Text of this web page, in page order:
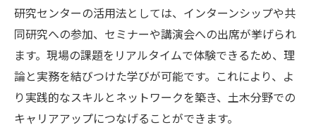
研究センターの活用法としては、インターンシップや共
同研究への参加、セミナーや講演会への出席が挙げられ
ます。現場の課題をリアルタイムで体験できるため、理
論と実務を結びつけた学びが可能です。これにより、よ
り実践的なスキルとネットワークを築き、土木分野での
キャリアアップにつなげることができます。